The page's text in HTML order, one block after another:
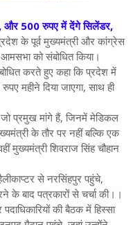
और 500 रुपए में देंगे सिलेंडर,
के पूर्व मुख्यमंत्री और कांग्रेस
को संबोधित किया।
करते हुए कहा कि प्रदेश में
महीने दिया जाएगा, साथ ही
प्रमुख मांगे हैं, जिनमें मेडिकल
के तौर पर नहीं बल्कि एक
मुख्यमंत्री शिवराज सिंह चौहान
से नरसिंहपुर पहुंचे,
के बाद पत्रकारों से चर्चा की।।
की बैठक में हिस्सा